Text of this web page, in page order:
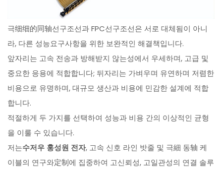
극细细的同轴선구조선과 FPC선구조선은 서로 대체됨이 아니
라, 다른 성능요구사항을 위한 보완적인 해결책입니다.
앞자리는 고속 전송과 방해받지 않는성에서 우세하며, 고급 및
중요한 응용에 적합합니다; 뒤자리는 가벼우며 유연하며 저렴한
비용으로 유명하며, 대규모 생산과 비용에 민감한 설계에 적합
합니다.
적절하게 두 가지를 선택하여 성능과 비용 간의 이상적인 균형
을 이룰 수 있습니다.
저는수저우 훙성원 전자, 고속 신호 라인 밧줄 및 극細 동轴 케
이블의 연구와定制에 집중하여 고신뢰성, 고일관성의 연결 솔루